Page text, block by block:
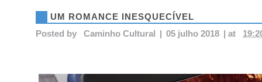
UM ROMANCE INESQUECÍVEL
Posted by
Caminho Cultural | 05 julho 2018 | at